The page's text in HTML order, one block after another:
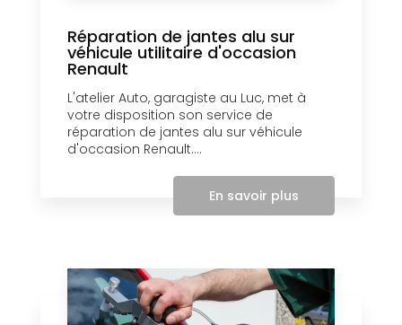
Réparation de jantes alu sur
véhicule utilitaire d'occasion
Renault
L'atelier Auto, garagiste au Luc, met à
votre disposition son service de
réparation de jantes alu sur véhicule
d'occasion Renault....
En savoir plus